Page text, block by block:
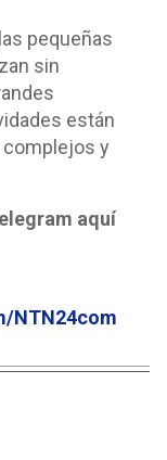
pequeñas
sin
están
y
aquí
NTN24com